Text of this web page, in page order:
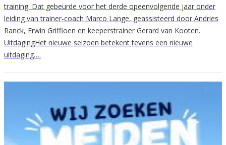
training. Dat gebeurde voor het derde opeenvolgende jaar onder
leiding van trainer-coach Marco Lange, geassisteerd door Andries
Ranck, Erwin Griffioen en keeperstrainer Gerard van Kooten.
UitdagingHet nieuwe seizoen betekent tevens een nieuwe
uitdaging….